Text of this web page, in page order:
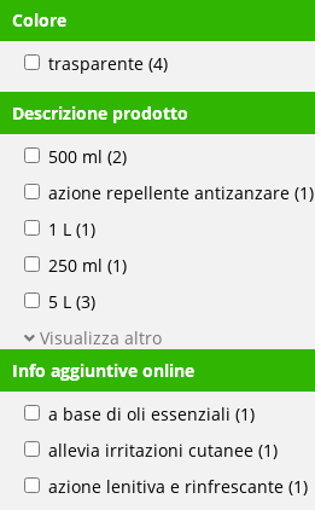
Colore
trasparente (4)
Descrizione prodotto
500 ml (2)
azione repellente antizanzare (1)
1 L (1)
250 ml (1)
5 L (3)
Visualizza altro
Info aggiuntive online
a base di oli essenziali (1)
allevia irritazioni cutanee (1)
azione lenitiva e rinfrescante (1)